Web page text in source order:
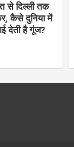
से दिल्ली तक
कैसे दुनिया में
देती है गूंज?